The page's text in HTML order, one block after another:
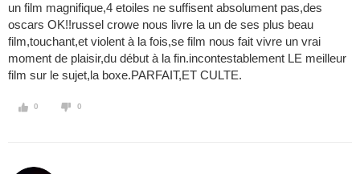
un film magnifique,4 etoiles ne suffisent absolument pas,des
oscars OK!!russel crowe nous livre la un de ses plus beau
film,touchant,et violent à la fois,se film nous fait vivre un vrai
moment de plaisir,du début à la fin.incontestablement LE meilleur
film sur le sujet,la boxe.PARFAIT,ET CULTE.
0 0